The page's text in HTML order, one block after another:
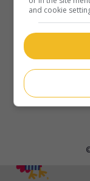
manoir isolé et
Durée:
and cookie